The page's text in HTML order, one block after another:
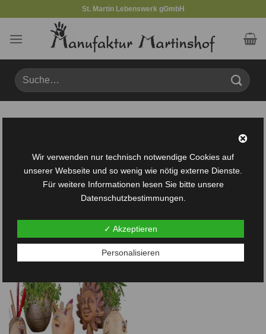
springen
St. Martin Lebenswerk gGmbH
Suche
nach:
Wunschliste
Wir verwenden nur technisch notwendige Cookies auf
unserer Webseite und so wenig wie nötig externe Dienste.
Für weitere Informationen lesen Sie bitte unsere
Datenschutzbestimmungen.
✓ Akzeptieren
Personalisieren